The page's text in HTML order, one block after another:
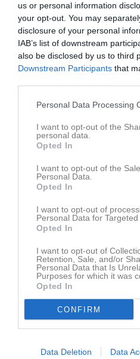
us or personal information
your opt-out. You may
disclosure of your personal
IAB’s list of downstream
also be disclosed by us to third
Downstream Participants that
Personal Data Processing
I want to opt-out of the
personal data.
Opted In
I want to opt-out of the
Personal Data.
Opted In
I want to opt-out of
Personal Data for Targeted
Opted In
I want to opt-out of
Retention, Sale, and/or
Personal Data that Is
Purposes for which it was
Opted In
CONFIRM
Data Deletion Data
Senast uppladdade video
Ingen video uppladdad
Senast uppdaterade album
Inget album finns skapat
Logga in som administratör och skapa
På gång Kalender